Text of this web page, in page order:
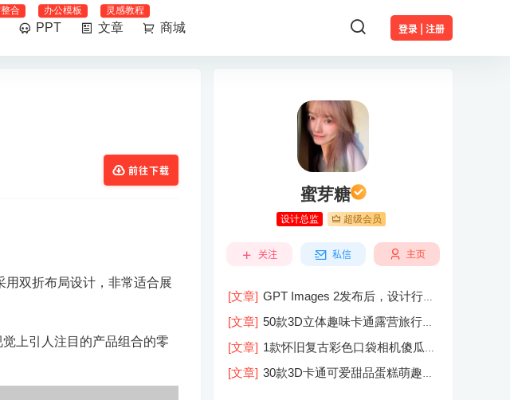
登录 | 注册
合
PPT
办公模板
文章
灵感教程
商城
前往下载
双折布局设计，非常适合展
上引人注目的产品组合的零
蜜芽糖
设计总监 超级会员
关注 私信 主页
[文章] GPT Images 2发布后，设计行业
的天真的塌了？
[文章] 50款3D立体趣味卡通露营旅行度
假旅游装备插图插画PNG免抠图片素材
图
[文章] 1款怀旧复古彩色口袋相机傻瓜相
机屏幕模型PSD模板样机效果图素材
[文章] 30款3D卡通可爱甜品蛋糕萌趣糕